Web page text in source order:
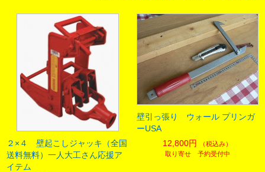
２×４ 壁起こしジャッキ（全国
送料無料）一人大工さん応援ア
イテム
壁引っ張り ウォール プリンガ
ーUSA
12,800円
（税込み）
取り寄せ 予約受付中